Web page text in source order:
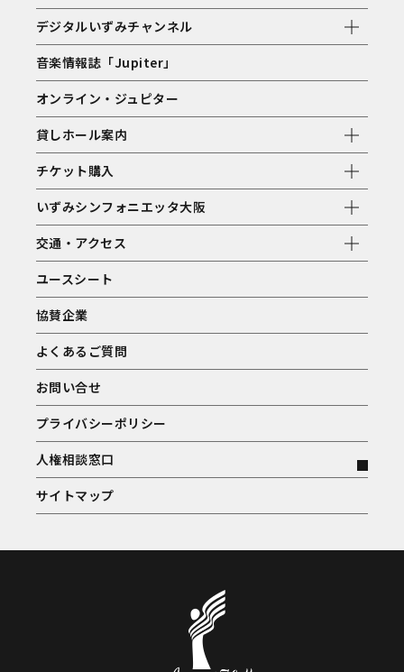
デジタルいずみチャンネル
音楽情報誌「Jupiter」
オンライン・ジュピター
貸しホール案内
チケット購入
いずみシンフォニエッタ大阪
交通・アクセス
ユースシート
協賛企業
よくあるご質問
お問い合せ
プライバシーポリシー
人権相談窓口
サイトマップ